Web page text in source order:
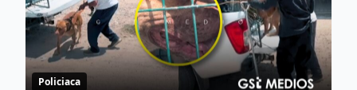
Policiaca